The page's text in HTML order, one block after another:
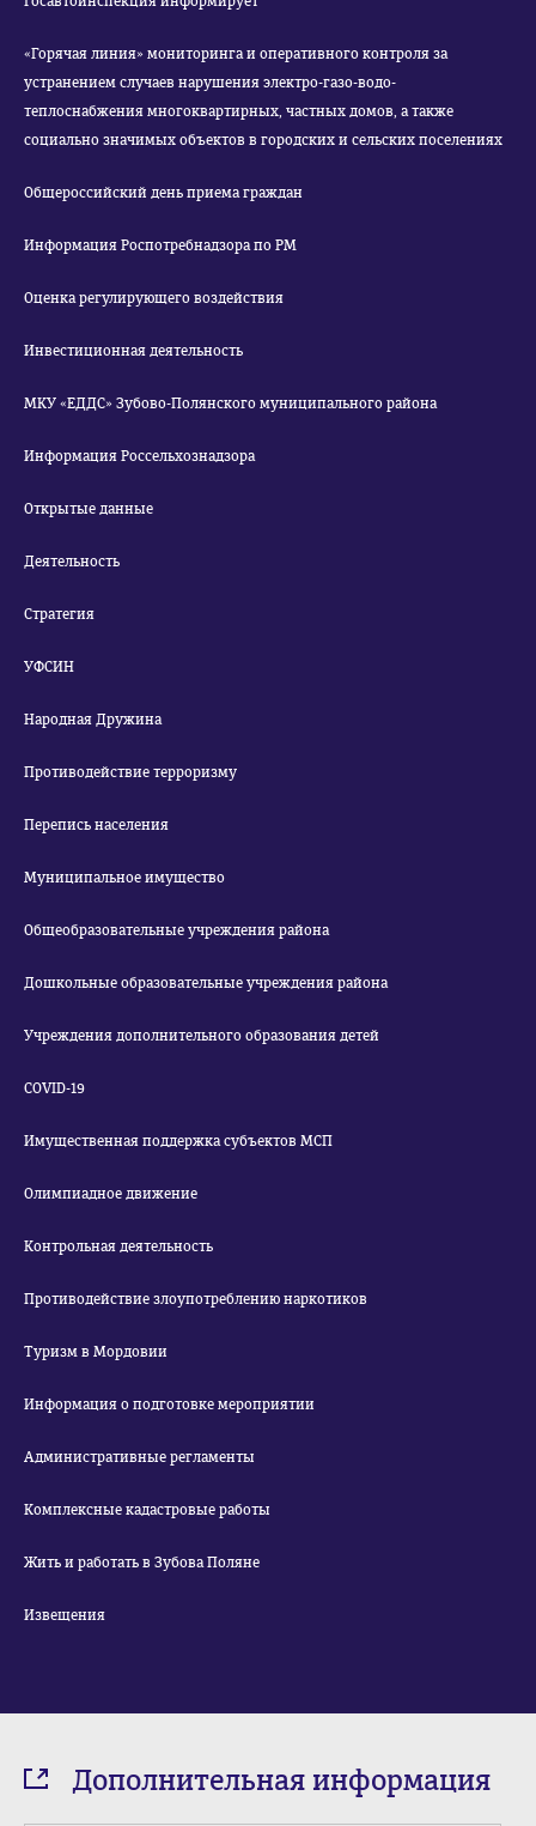
«Горячая линия» мониторинга и оперативного контроля за
устранением случаев нарушения электро-газо-водо-
теплоснабжения многоквартирных, частных домов, а также
социально значимых объектов в городских и сельских поселениях
Общероссийский день приема граждан
Информация Роспотребнадзора по РМ
Оценка регулирующего воздействия
Инвестиционная деятельность
МКУ «ЕДДС» Зубово-Полянского муниципального района
Информация Россельхознадзора
Открытые данные
Деятельность
Стратегия
УФСИН
Народная Дружина
Противодействие терроризму
Перепись населения
Муниципальное имущество
Общеобразовательные учреждения района
Дошкольные образовательные учреждения района
Учреждения дополнительного образования детей
COVID-19
Имущественная поддержка субъектов МСП
Олимпиадное движение
Контрольная деятельность
Противодействие злоупотреблению наркотиков
Туризм в Мордовии
Информация о подготовке мероприятии
Административные регламенты
Комплексные кадастровые работы
Жить и работать в Зубова Поляне
Извещения
Дополнительная информация